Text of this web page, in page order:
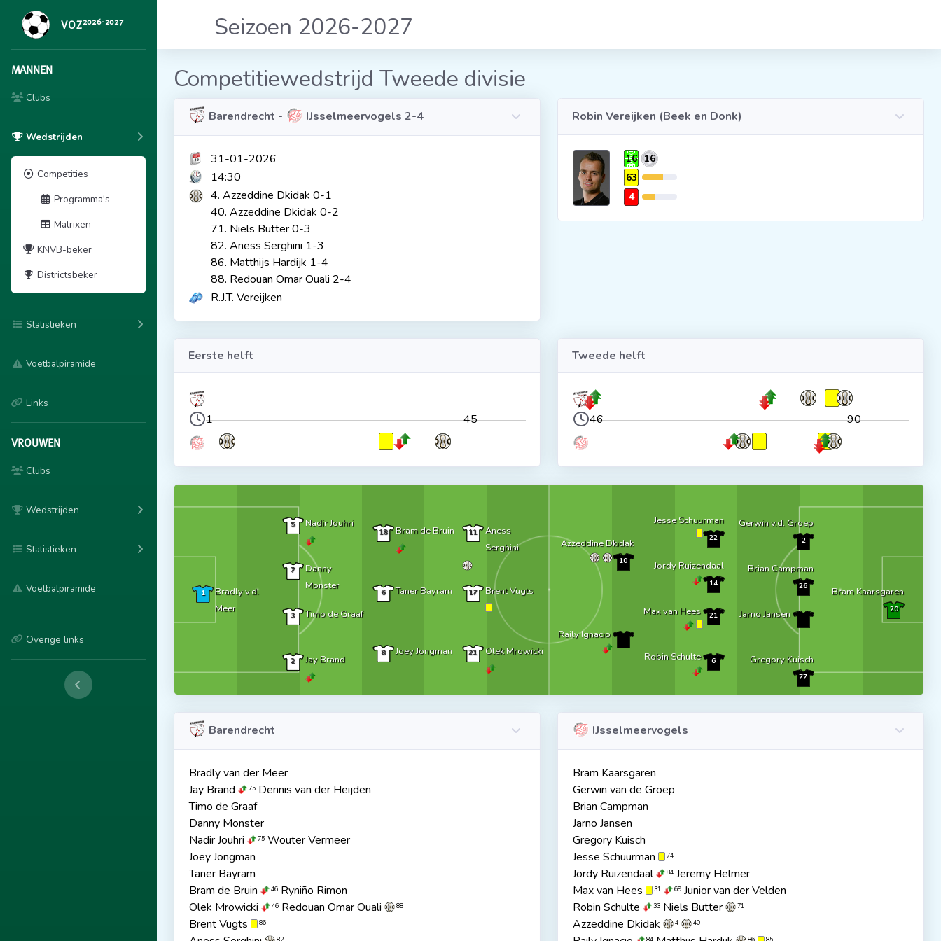
VOZ2026-2027
MANNEN
Clubs
Wedstrijden
Competities
Programma's
Matrixen
KNVB-beker
Districtsbeker
Statistieken
Voetbalpiramide
Links
VROUWEN
Clubs
Wedstrijden
Statistieken
Voetbalpiramide
Overige links
Seizoen 2026-2027
Competitiewedstrijd Tweede divisie
Barendrecht - IJsselmeervogels 2-4
31-01-2026
14:30
4. Azzeddine Dkidak 0-1
40. Azzeddine Dkidak 0-2
71. Niels Butter 0-3
82. Aness Serghini 1-3
86. Matthijs Hardijk 1-4
88. Redouan Omar Ouali 2-4
R.J.T. Vereijken
Robin Vereijken (Beek en Donk)
16 16
63
4
Eerste helft
1 45
Tweede helft
46 90
1
Bradly v.d.
Meer
5 Nadir Jouhri
7
Danny
Monster
3 Timo de Graaf
2 Jay Brand
18 Bram de Bruin
6 Taner Bayram
8 Joey Jongman
11
Aness
Serghini
17 Brent Vugts
21 Olek Mrowicki
Azzeddine Dkidak
10
Raily Ignacio
Jesse Schuurman
22
Jordy Ruizendaal
14
Max van Hees 21
Robin Schulte 6
Gerwin v.d. Groep
2
Brian Campman
26
Jarno Jansen
Gregory Kuisch
77
Bram Kaarsgaren
20
Barendrecht
Bradly van der Meer
Jay Brand
75 Dennis van der Heijden
Timo de Graaf
Danny Monster
Nadir Jouhri
75 Wouter Vermeer
Joey Jongman
Taner Bayram
Bram de Bruin
46 Ryniño Rimon
Olek Mrowicki
46 Redouan Omar Ouali 88
Brent Vugts 86
IJsselmeervogels
Bram Kaarsgaren
Gerwin van de Groep
Brian Campman
Jarno Jansen
Gregory Kuisch
Jesse Schuurman
74
Jordy Ruizendaal 84 Jeremy Helmer
Max van Hees
31 69 Junior van der Velden
Robin Schulte
33 Niels Butter 71
Azzeddine Dkidak 4 40